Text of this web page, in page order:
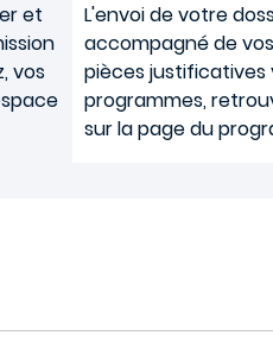
et
vos
L'envoi de votre
accompagné de
pièces justificatives
programmes,
sur la page du